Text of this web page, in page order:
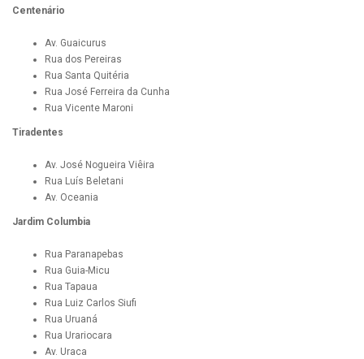
Centenário
Av. Guaicurus
Rua dos Pereiras
Rua Santa Quitéria
Rua José Ferreira da Cunha
Rua Vicente Maroni
Tiradentes
Av. José Nogueira Viêira
Rua Luís Beletani
Av. Oceania
Jardim Columbia
Rua Paranapebas
Rua Guia-Micu
Rua Tapaua
Rua Luiz Carlos Siufi
Rua Uruaná
Rua Urariocara
Av. Uraca